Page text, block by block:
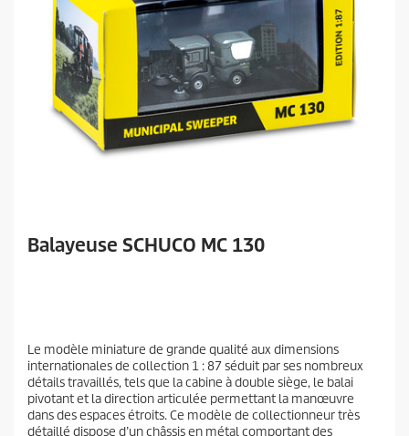
Balayeuse SCHUCO MC 130
Le modèle miniature de grande qualité aux dimensions
internationales de collection 1 : 87 séduit par ses nombreux
détails travaillés, tels que la cabine à double siège, le balai
pivotant et la direction articulée permettant la manœuvre
dans des espaces étroits. Ce modèle de collectionneur très
détaillé dispose d’un châssis en métal comportant des